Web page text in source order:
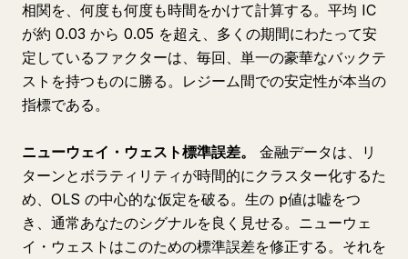
相関を、何度も何度も時間をかけて計算する。平均 IC
が約 0.03 から 0.05 を超え、多くの期間にわたって安
定しているファクターは、毎回、単一の豪華なバックテ
ストを持つものに勝る。レジーム間での安定性が本当の
指標である。
ニューウェイ・ウェスト標準誤差。
金融データは、リ
ターンとボラティリティが時間的にクラスター化するた
め、OLS の中心的な仮定を破る。生の p値は嘘をつ
き、通常あなたのシグナルを良く見せる。ニューウェ
イ・ウェストはこのための標準誤差を修正する。それを